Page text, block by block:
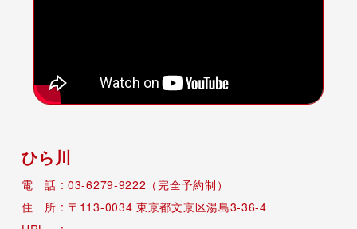
ひら川
03-6279-9222（完全予約制）
113-0034 東京都文京区湯島3-36-4